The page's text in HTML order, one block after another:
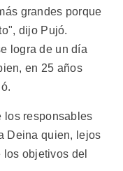
grandes porque
dijo Pujó.
logra de un día
en 25 años
los responsables
Deina quien, lejos
objetivos del